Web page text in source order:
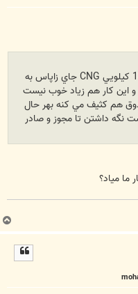
نه دوست من حتي با داشتن مخزن 100 كيلويي CNG جاي زاپاس به
كار هم زياد خوب نيست
هم كثيف مي كنه بهر حال
نگه داشتن تا مجوز و صادر
میاد؟